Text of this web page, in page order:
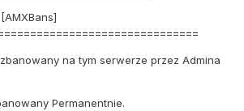
[AMXBans]
na tym serwerze przez Admina
Permanentnie.